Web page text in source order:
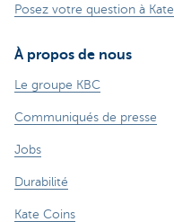
Posez votre question à Kate
À propos de nous
Le groupe KBC
Communiqués de presse
Jobs
Durabilité
Kate Coins